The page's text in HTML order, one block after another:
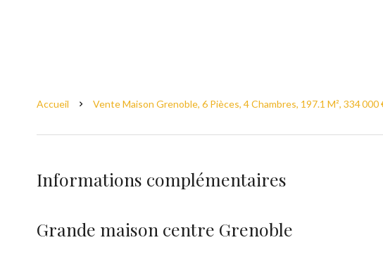
Accueil Vente Maison Grenoble, 6 Pièces, 4 Chambres, 197.1 M², 334 000
Informations complémentaires
Grande maison centre Grenoble